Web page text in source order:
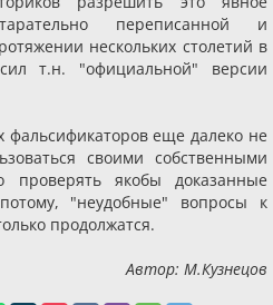
переписанной и
нескольких столетий в
т.н. "официальной" версии
фальсификаторов еще далеко не
своими собственными
проверять якобы доказанные
"неудобные" вопросы к
продолжатся.
Автор: М.Кузнецов